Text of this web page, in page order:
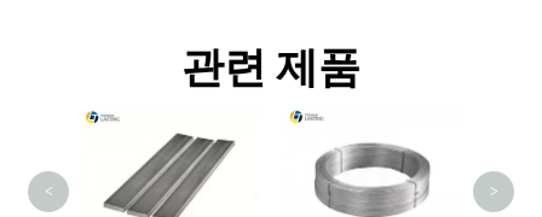
관련 제품
< >